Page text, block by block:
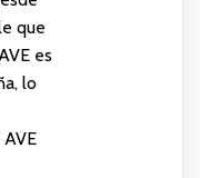
que
es
lo